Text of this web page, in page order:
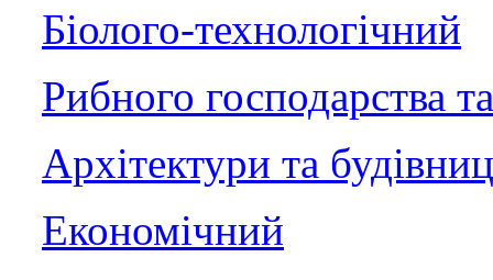
Біолого-технологічний
Рибного господарства
Архітектури та
Економічний